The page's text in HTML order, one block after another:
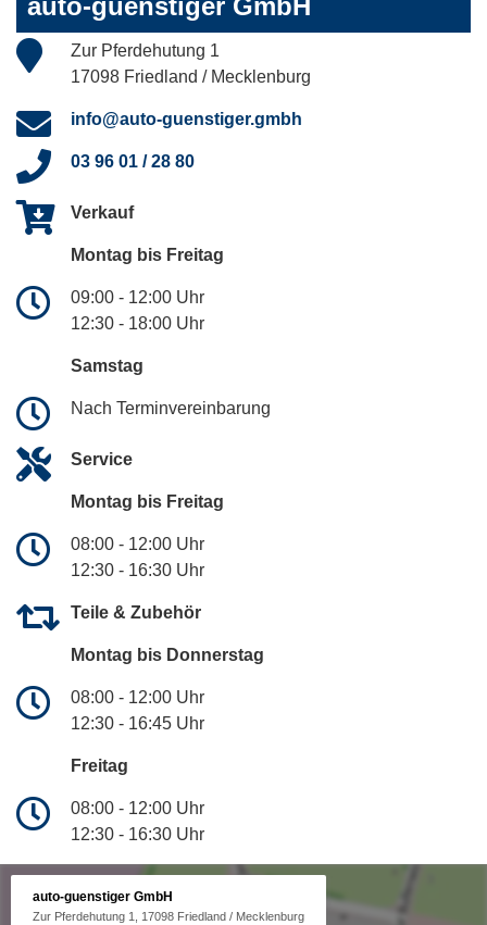
auto-guenstiger GmbH
Zur Pferdehutung 1
17098 Friedland / Mecklenburg
info@auto-guenstiger.gmbh
03 96 01 / 28 80
Verkauf
Montag bis Freitag
09:00 - 12:00 Uhr
12:30 - 18:00 Uhr
Samstag
Nach Terminvereinbarung
Service
Montag bis Freitag
08:00 - 12:00 Uhr
12:30 - 16:30 Uhr
Teile & Zubehör
Montag bis Donnerstag
08:00 - 12:00 Uhr
12:30 - 16:45 Uhr
Freitag
08:00 - 12:00 Uhr
12:30 - 16:30 Uhr
auto-guenstiger GmbH
Zur Pferdehutung 1, 17098 Friedland / Mecklenburg